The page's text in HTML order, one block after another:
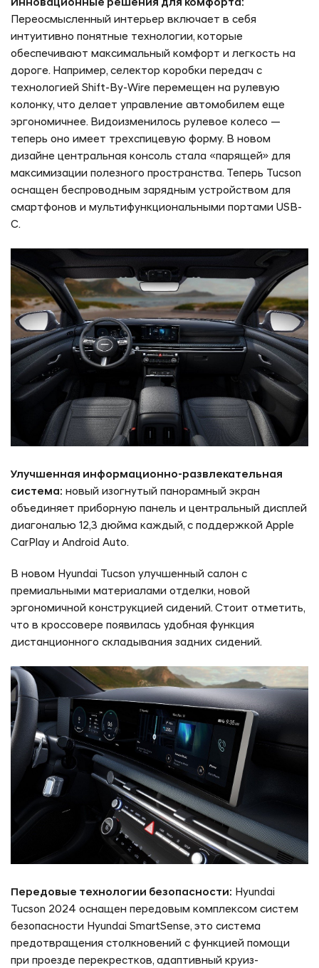
Инновационные решения для комфорта:
Переосмысленный интерьер включает в себя
интуитивно понятные технологии, которые
обеспечивают максимальный комфорт и легкость на
дороге. Например, селектор коробки передач с
технологией Shift-By-Wire перемещен на рулевую
колонку, что делает управление автомобилем еще
эргономичнее. Видоизменилось рулевое колесо —
теперь оно имеет трехспицевую форму. В новом
дизайне центральная консоль стала «парящей» для
максимизации полезного пространства. Теперь Tucson
оснащен беспроводным зарядным устройством для
смартфонов и мультифункциональными портами USB-
C.
Улучшенная информационно-развлекательная
система: новый изогнутый панорамный экран
объединяет приборную панель и центральный дисплей
диагональю 12,3 дюйма каждый, с поддержкой Apple
CarPlay и Android Auto.
В новом Hyundai Tucson улучшенный салон с
премиальными материалами отделки, новой
эргономичной конструкцией сидений. Стоит отметить,
что в кроссовере появилась удобная функция
дистанционного складывания задних сидений.
Передовые технологии безопасности: Hyundai
Tucson 2024 оснащен передовым комплексом систем
безопасности Hyundai SmartSense, это система
предотвращения столкновений с функцией помощи
при проезде перекрестков, адаптивный круиз-
Консультация по кредиту
Оставьте заявку и получите бесплатную
консультацию нашего специалиста.
Модель автомобиля *
Ваше имя *
Номер телефона *
Согласие на сбор и обработку данных
ОТПРАВИТЬ ЗАЯВКУ
Предложение не является публичной офертой